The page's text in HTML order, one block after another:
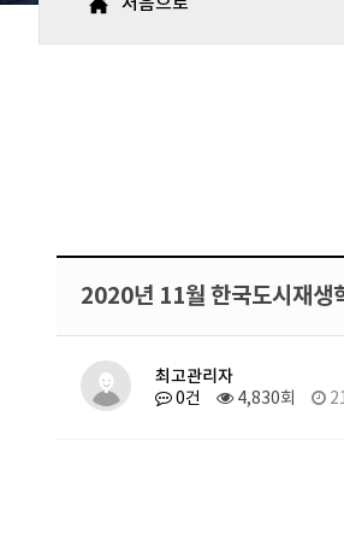
처음으로
2020년 11월 한국도시재생
최고관리자
0건 4,830회